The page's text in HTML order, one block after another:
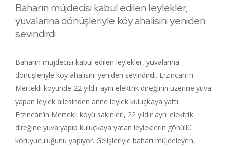
Baharın müjdecisi kabul edilen leylekler,
yuvalarına dönüşleriyle köy ahalisini yeniden
sevindirdi.
Baharın müjdecisi kabul edilen leylekler, yuvalarına
dönüşleriyle köy ahalisini yeniden sevindirdi. Erzincan’ın
Mertekli köyünde 22 yıldır aynı elektrik direğinin üzerine yuva
yapan leylek ailesinden anne leylek kuluçkaya yattı.
Erzincan’ın Mertekli köyü sakinleri, 22 yıldır aynı elektrik
direğine yuva yapıp kuluçkaya yatan leyleklerin gönüllü
koruyuculuğunu yapıyor. Gelişleriyle baharı müjdeleyen,